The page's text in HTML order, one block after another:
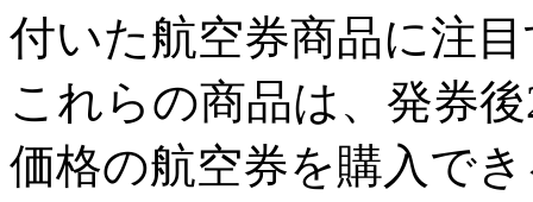
付いた航空券商品に注
これらの商品は、発券
価格の航空券を購入で